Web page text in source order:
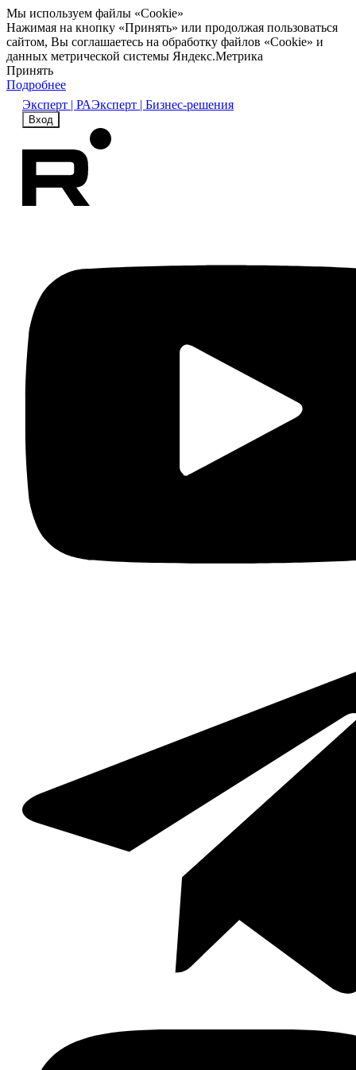
Мы используем файлы «Cookie»
Нажимая на кнопку «Принять» или продолжая пользоваться
сайтом, Вы соглашаетесь на обработку файлов «Cookie» и
данных метрической системы Яндекс.Метрика
Принять
Подробнее
Эксперт | РАЭксперт | Бизнес-решения
Вход